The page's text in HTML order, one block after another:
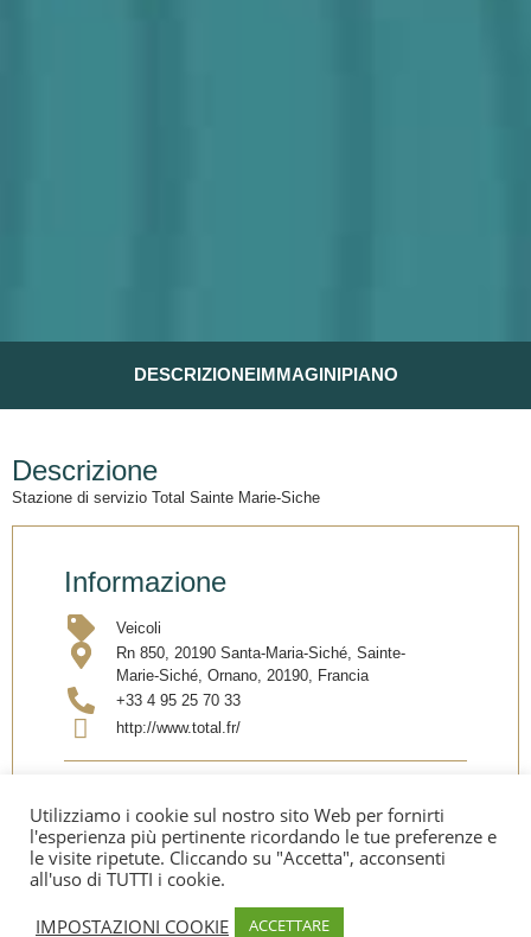
DESCRIZIONEIMMAGINIPIANO
Descrizione
Stazione di servizio Total Sainte Marie-Siche
Informazione
Veicoli
Rn 850, 20190 Santa-Maria-Siché, Sainte-
Marie-Siché, Ornano, 20190, Francia
+33 4 95 25 70 33
http://www.total.fr/
Condividi
Utilizziamo i cookie sul nostro sito Web per fornirti
l'esperienza più pertinente ricordando le tue preferenze e
le visite ripetute. Cliccando su "Accetta", acconsenti
all'uso di TUTTI i cookie.
IMPOSTAZIONI COOKIE
ACCETTARE